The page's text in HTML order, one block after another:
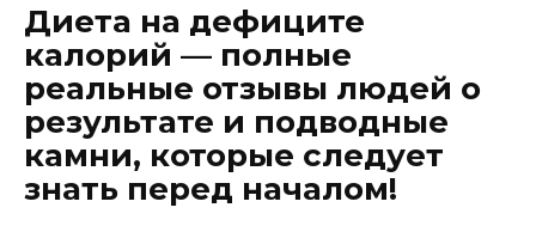
Диета на дефиците
калорий — полные
реальные отзывы людей о
результате и подводные
камни, которые следует
знать перед началом!